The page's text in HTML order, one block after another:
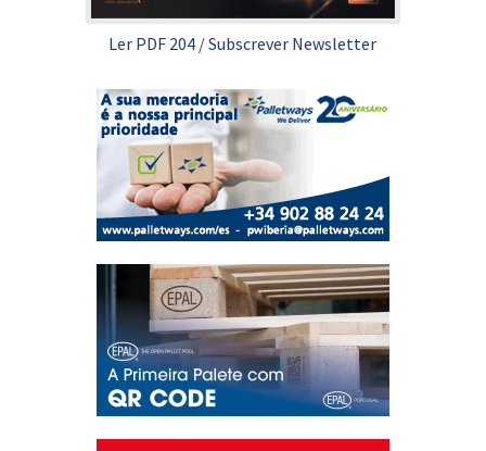
Ler PDF 204 /Subscrever Newsletter